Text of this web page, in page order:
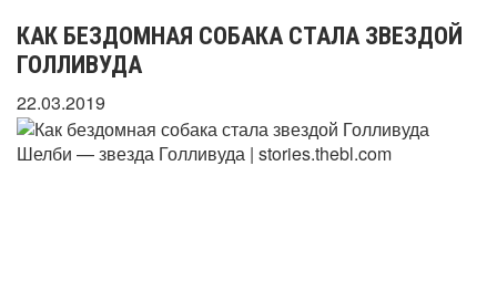
КАК БЕЗДОМНАЯ СОБАКА СТАЛА ЗВЕЗДОЙ
ГОЛЛИВУДА
22.03.2019
Шелби — звезда Голливуда | stories.thebl.com